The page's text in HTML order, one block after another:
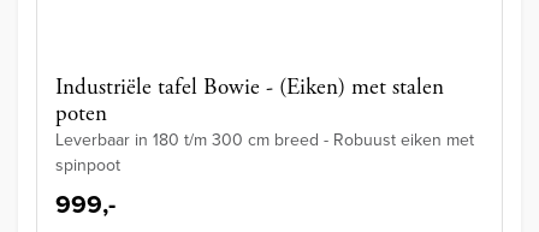
Industriële tafel Bowie - (Eiken) met stalen
poten
Leverbaar in 180 t/m 300 cm breed - Robuust eiken met
spinpoot
999,-